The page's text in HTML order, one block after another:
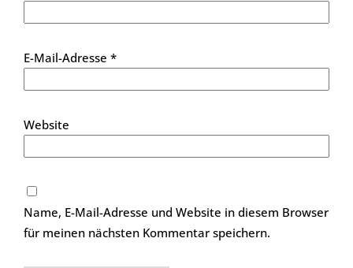
E-Mail-Adresse *
Website
Name, E-Mail-Adresse und Website in diesem Browser
für meinen nächsten Kommentar speichern.